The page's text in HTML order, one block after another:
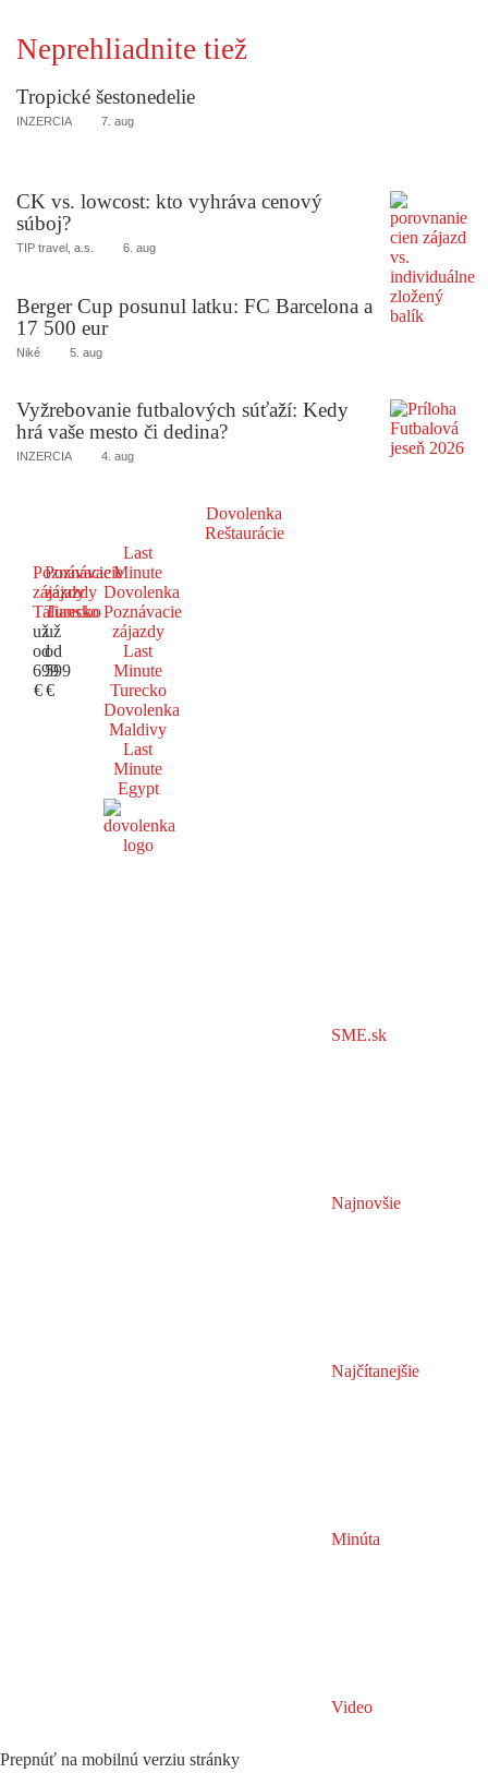
Neprehliadnite tiež
Tropické šestonedelie
INZERCIA 7. aug
CK vs. lowcost: kto vyhráva cenový
súboj?
TIP travel, a.s. 6. aug
Berger Cup posunul latku: FC Barcelona a
17 500 eur
Niké 5. aug
Vyžrebovanie futbalových súťaží: Kedy
hrá vaše mesto či dedina?
INZERCIA 4. aug
Dovolenka
Reštaurácie
Poznávacie
zájazdy
Taliansko
už
od
699
€
Poznávacie
zájazdy
Turecko
už
od
599
€
Last
Minute
Dovolenka
Poznávacie
zájazdy
Last
Minute
Turecko
Dovolenka
Maldivy
Last
Minute
Egypt
SME.sk
Najnovšie
Najčítanejšie
Minúta
Video
Prepnúť na mobilnú verziu stránky